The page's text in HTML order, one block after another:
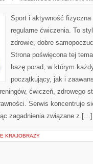
Sport i aktywność
regularne ćwiczenia. To
zdrowie, dobre
Strona poświęcona tej
bazę porad, w którym
początkujący, jak i
ćwiczeń, zdrowego
Serwis koncentruje
zagadnienia związane z […]
KRAJOBRAZY